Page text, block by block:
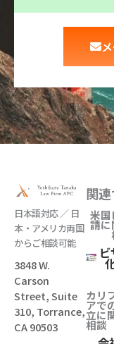
日本語対応 ／ 日
本・アメリカ両国
からご相談可能
3848 W.
Carson
Street, Suite
310, Torrance,
CA 90503
関
米国
請に
カリ
アで
立に
相談